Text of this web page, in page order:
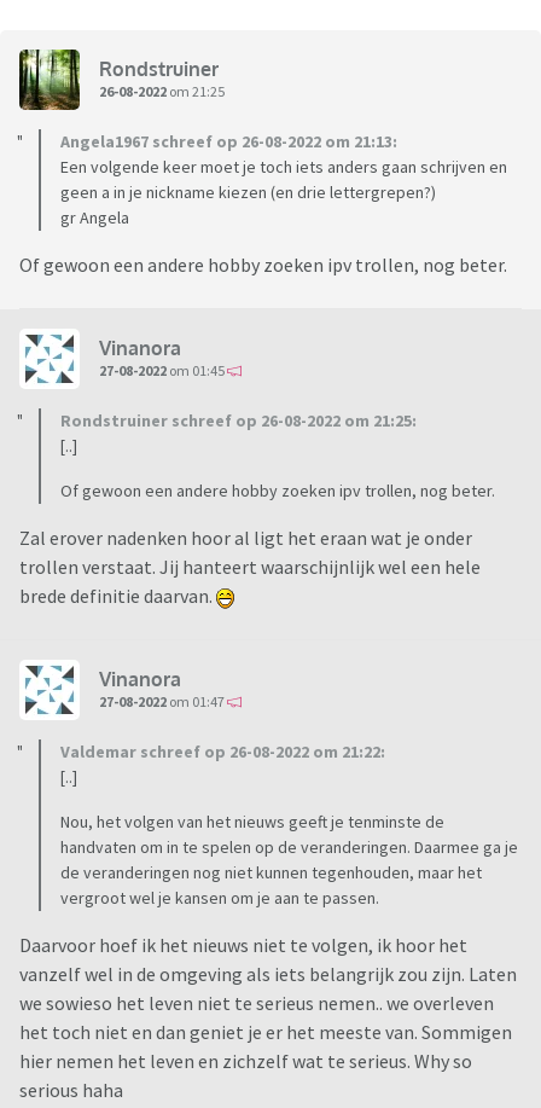
Rondstruiner
26-08-2022 om 21:25
Angela1967 schreef op 26-08-2022 om 21:13:
Een volgende keer moet je toch iets anders gaan schrijven en
geen a in je nickname kiezen (en drie lettergrepen?)
gr Angela
Of gewoon een andere hobby zoeken ipv trollen, nog beter.
Vinanora
27-08-2022 om 01:45
Rondstruiner schreef op 26-08-2022 om 21:25:
[..]
Of gewoon een andere hobby zoeken ipv trollen, nog beter.
Zal erover nadenken hoor al ligt het eraan wat je onder
trollen verstaat. Jij hanteert waarschijnlijk wel een hele
brede definitie daarvan.
Vinanora
27-08-2022 om 01:47
Valdemar schreef op 26-08-2022 om 21:22:
[..]
Nou, het volgen van het nieuws geeft je tenminste de
handvaten om in te spelen op de veranderingen. Daarmee ga je
de veranderingen nog niet kunnen tegenhouden, maar het
vergroot wel je kansen om je aan te passen.
Daarvoor hoef ik het nieuws niet te volgen, ik hoor het
vanzelf wel in de omgeving als iets belangrijk zou zijn. Laten
we sowieso het leven niet te serieus nemen.. we overleven
het toch niet en dan geniet je er het meeste van. Sommigen
hier nemen het leven en zichzelf wat te serieus. Why so
serious haha